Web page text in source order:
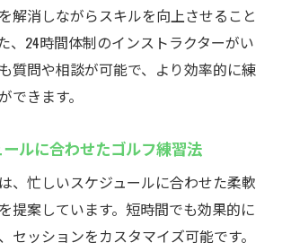
解消しながらスキルを向上させること
、24時間体制のインストラクターがい
質問や相談が可能で、より効率的に練
できます。
ルに合わせたゴルフ練習法
、忙しいスケジュールに合わせた柔軟
提案しています。短時間でも効果的に
セッションをカスタマイズ可能です。